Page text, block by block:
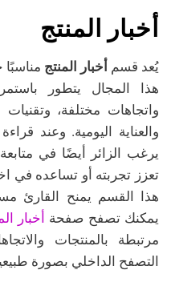
أخبار المنتج
يُعد قسم أخبار المنتج مناسبًا
هذا المجال يتطور
واتجاهات مختلفة،
والعناية اليومية. وعند
يرغب الزائر أيضًا في
تعزز تجربته أو تساعده في
هذا القسم يمنح القارئ
يمكنك تصفح صفحة أخبار
مرتبطة بالمنتجات
التصفح الداخلي بصورة